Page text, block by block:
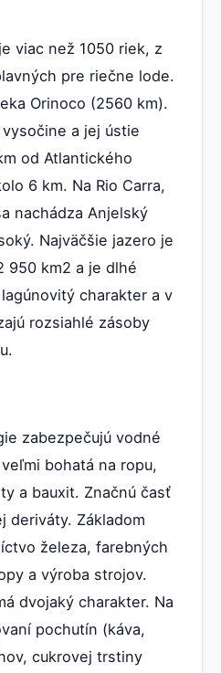
viac než 1050 riek, z
pre riečne lode.
Orinoco (2560 km).
a jej ústie
od Atlantického
6 km. Na Rio Carra,
nachádza Anjelský
Najväčšie jazero je
950 km2 a je dlhé
charakter a v
rozsiahlé zásoby
zabezpečujú vodné
bohatá na ropu,
a bauxit. Značnú časť
deriváty. Základom
železa, farebných
a výroba strojov.
dvojaký charakter. Na
pochutín (káva,
cukrovej trstiny